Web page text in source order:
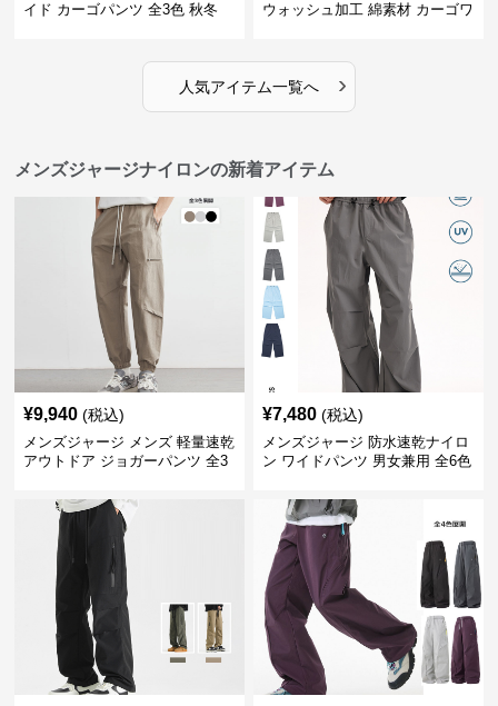
イド カーゴパンツ 全3色 秋冬
ウォッシュ加工 綿素材 カーゴワ
人気アイテム一覧へ ›
メンズジャージナイロンの新着アイテム
¥9,940 (税込)
メンズジャージ メンズ 軽量速乾
アウトドア ジョガーパンツ 全3
¥7,480 (税込)
メンズジャージ 防水速乾ナイロ
ン ワイドパンツ 男女兼用 全6色